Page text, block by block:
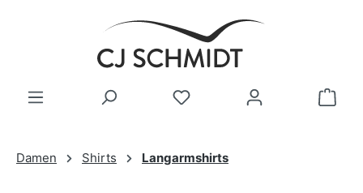
Zum Hauptinhalt springen
Damen Shirts Langarmshirts